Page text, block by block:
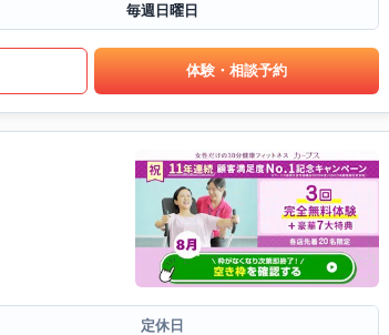
毎週日曜日
体験・相談予約
定休日